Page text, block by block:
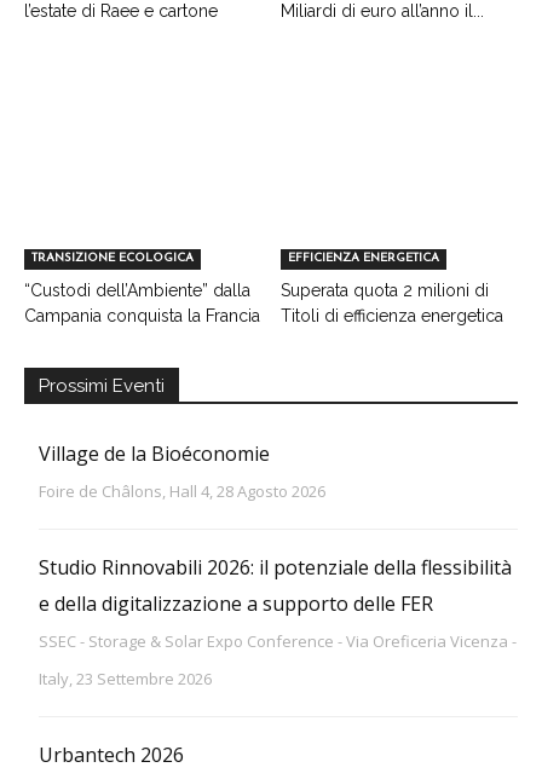
l’estate di Raee e cartone
Miliardi di euro all’anno il...
TRANSIZIONE ECOLOGICA
“Custodi dell’Ambiente” dalla
Campania conquista la Francia
EFFICIENZA ENERGETICA
Superata quota 2 milioni di
Titoli di efficienza energetica
Prossimi Eventi
Village de la Bioéconomie
Foire de Châlons, Hall 4, 28 Agosto 2026
Studio Rinnovabili 2026: il potenziale della flessibilità
e della digitalizzazione a supporto delle FER
SSEC - Storage & Solar Expo Conference - Via Oreficeria Vicenza -
Italy, 23 Settembre 2026
Urbantech 2026